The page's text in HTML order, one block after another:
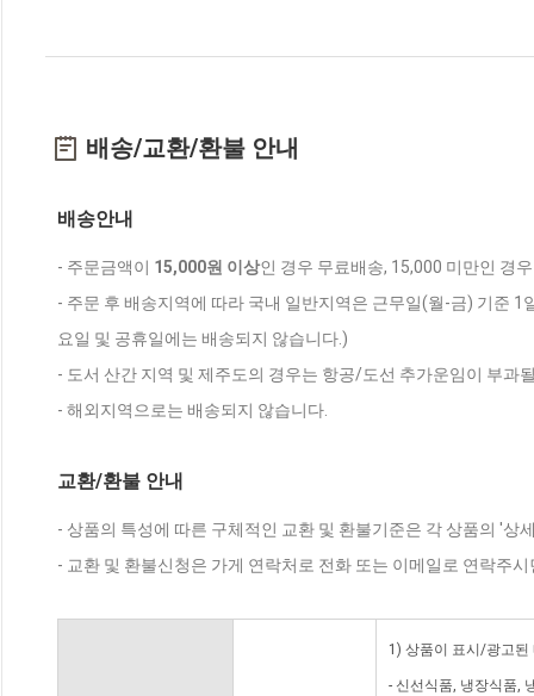
배송/교환/환불 안내
배송안내
- 주문금액이 15,000원 이상인 경우 무료배송, 15,000 미만인 경
- 주문 후 배송지역에 따라 국내 일반지역은 근무일(월-금) 기준
요일 및 공휴일에는 배송되지 않습니다.)
- 도서 산간 지역 및 제주도의 경우는 항공/도선 추가운임이 부과
- 해외지역으로는 배송되지 않습니다.
교환/환불 안내
- 상품의 특성에 따른 구체적인 교환 및 환불기준은 각 상품의 '상
- 교환 및 환불신청은 가게 연락처로 전화 또는 이메일로 연락주
1) 상품이 표시/광고된
- 신선식품, 냉장식품,